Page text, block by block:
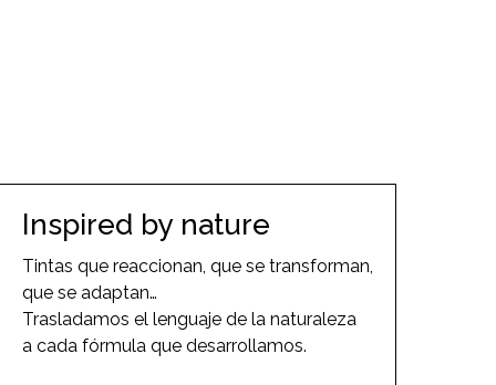
Inspired by nature
Tintas que reaccionan, que se transforman,
que se adaptan…
Trasladamos el lenguaje de la naturaleza
a cada fórmula que desarrollamos.